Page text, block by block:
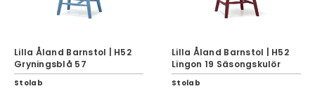
Lilla Åland Barnstol | H52
Gryningsblå 57
Stolab
Lilla Åland Barnstol | H52
Lingon 19 Säsongskulör
Stolab